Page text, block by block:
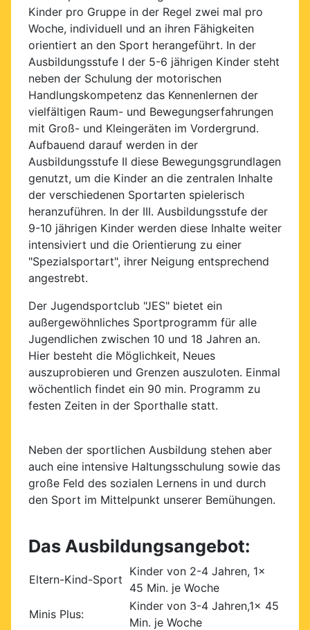
Kinder pro Gruppe in der Regel zwei mal pro
Woche, individuell und an ihren Fähigkeiten
orientiert an den Sport herangeführt. In der
Ausbildungsstufe I der 5-6 jährigen Kinder steht
neben der Schulung der motorischen
Handlungskompetenz das Kennenlernen der
vielfältigen Raum- und Bewegungserfahrungen
mit Groß- und Kleingeräten im Vordergrund.
Aufbauend darauf werden in der
Ausbildungsstufe II diese Bewegungsgrundlagen
genutzt, um die Kinder an die zentralen Inhalte
der verschiedenen Sportarten spielerisch
heranzuführen. In der III. Ausbildungsstufe der
9-10 jährigen Kinder werden diese Inhalte weiter
intensiviert und die Orientierung zu einer
"Spezialsportart", ihrer Neigung entsprechend
angestrebt.
Der Jugendsportclub "JES" bietet ein
außergewöhnliches Sportprogramm für alle
Jugendlichen zwischen 10 und 18 Jahren an.
Hier besteht die Möglichkeit, Neues
auszuprobieren und Grenzen auszuloten. Einmal
wöchentlich findet ein 90 min. Programm zu
festen Zeiten in der Sporthalle statt.
Neben der sportlichen Ausbildung stehen aber
auch eine intensive Haltungsschulung sowie das
große Feld des sozialen Lernens in und durch
den Sport im Mittelpunkt unserer Bemühungen.
Das Ausbildungsangebot:
Eltern-Kind-Sport
Kinder von 2-4 Jahren, 1x
45 Min. je Woche
Minis Plus:
Kinder von 3-4 Jahren,1x 45
Min. je Woche